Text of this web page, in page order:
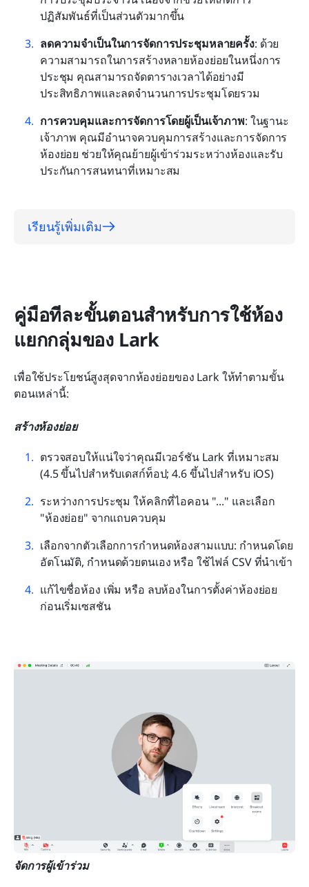
ปฏิสัมพันธ์ที่เป็นส่วนตัวมากขึ้น
ลดความจำเป็นในการจัดการประชุมหลายครั้ง: ด้วย
ความสามารถในการสร้างหลายห้องย่อยในหนึ่งการ
ประชุม คุณสามารถจัดตารางเวลาได้อย่างมี
ประสิทธิภาพและลดจำนวนการประชุมโดยรวม
การควบคุมและการจัดการโดยผู้เป็นเจ้าภาพ: ในฐานะ
เจ้าภาพ คุณมีอำนาจควบคุมการสร้างและการจัดการ
ห้องย่อย ช่วยให้คุณย้ายผู้เข้าร่วมระหว่างห้องและรับ
ประกันการสนทนาที่เหมาะสม
เรียนรู้เพิ่มเติม
คู่มือทีละขั้นตอนสำหรับการใช้ห้อง
แยกกลุ่มของ Lark
เพื่อใช้ประโยชน์สูงสุดจากห้องย่อยของ Lark ให้ทำตามขั้น
ตอนเหล่านี้:
สร้างห้องย่อย
ตรวจสอบให้แน่ใจว่าคุณมีเวอร์ชัน Lark ที่เหมาะสม
(4.5 ขึ้นไปสำหรับเดสก์ท็อป; 4.6 ขึ้นไปสำหรับ iOS)
ระหว่างการประชุม ให้คลิกที่ไอคอน "..." และเลือก
"ห้องย่อย" จากแถบควบคุม
เลือกจากตัวเลือกการกำหนดห้องสามแบบ: กำหนดโดย
อัตโนมัติ, กำหนดด้วยตนเอง หรือ ใช้ไฟล์ CSV ที่นำเข้า
แก้ไขชื่อห้อง เพิ่ม หรือ ลบห้องในการตั้งค่าห้องย่อย
ก่อนเริ่มเซสชัน
จัดการผู้เข้าร่วม